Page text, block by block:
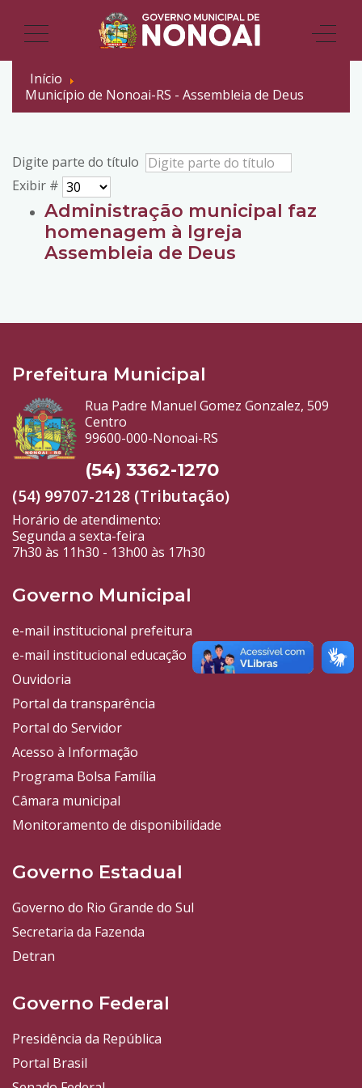
Início
Município de Nonoai-RS - Assembleia de Deus
Digite parte do título
Exibir #
Administração municipal faz
homenagem à Igreja
Assembleia de Deus
Prefeitura Municipal
Rua Padre Manuel Gomez Gonzalez, 509
Centro
99600-000-Nonoai-RS
(54) 3362-1270
(54) 99707-2128 (Tributação)
Horário de atendimento:
Segunda a sexta-feira
7h30 às 11h30 - 13h00 às 17h30
Governo Municipal
e-mail institucional prefeitura
e-mail institucional educação
Ouvidoria
Portal da transparência
Portal do Servidor
Acesso à Informação
Programa Bolsa Família
Câmara municipal
Monitoramento de disponibilidade
Governo Estadual
Governo do Rio Grande do Sul
Secretaria da Fazenda
Detran
Governo Federal
Presidência da República
Portal Brasil